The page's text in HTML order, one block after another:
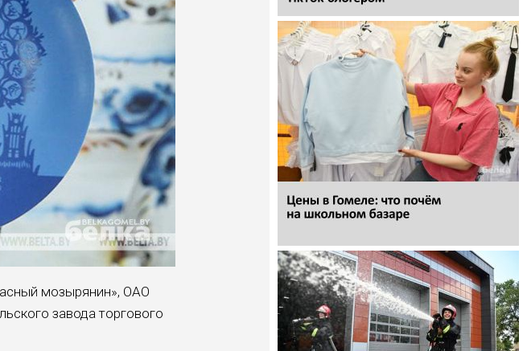
мозырянин», ОАО
завода торгового